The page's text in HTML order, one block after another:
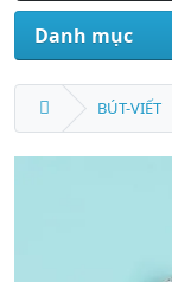
Danh mục
BÚT-VIẾT